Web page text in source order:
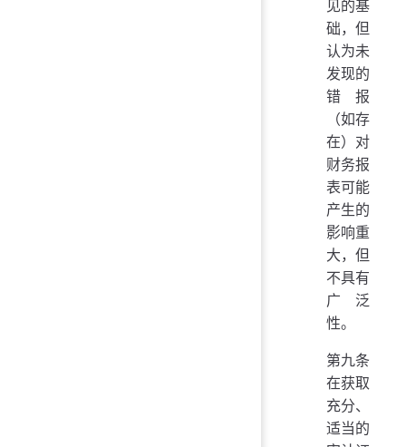
见的基
础，但
认为未
发现的
错报
（如存
在）对
财务报
表可能
产生的
影响重
大，但
不具有
广泛
性。
第九条
在获取
充分、
适当的